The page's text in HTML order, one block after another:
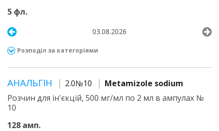
5 фл.
03.08.2026
Розподіл за категоріями
АНАЛЬГІН 2.0№10
Metamizole sodium
Розчин для ін'єкцій, 500 мг/мл по 2 мл в ампулах №
10
128 амп.